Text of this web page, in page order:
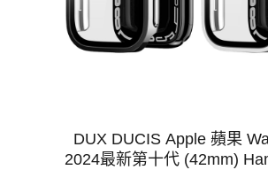
DUX DUCIS Apple 蘋果
2024最新第十代 (42mm)